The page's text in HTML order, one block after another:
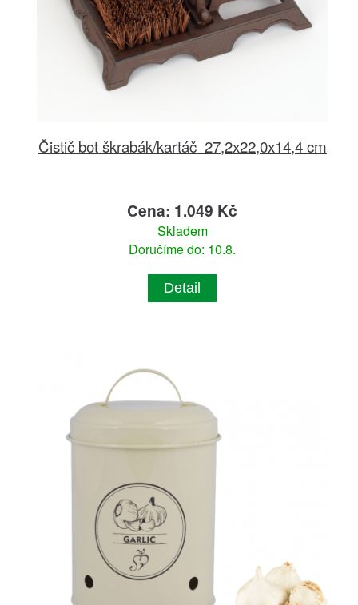
Čistič bot škrabák/kartáč 27,2x22,0x14,4 cm
Cena: 1.049 Kč
Skladem
Doručíme do: 10.8.
Detail